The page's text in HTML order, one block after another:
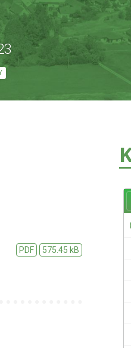
PDF 575.45 kB